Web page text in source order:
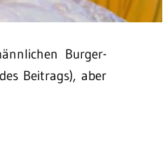
Burger-
Beitrags), aber